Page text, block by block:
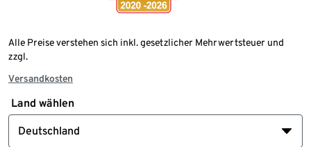
Alle Preise verstehen sich inkl. gesetzlicher Mehrwertsteuer und
zzgl.
Versandkosten
Land wählen
Deutschland